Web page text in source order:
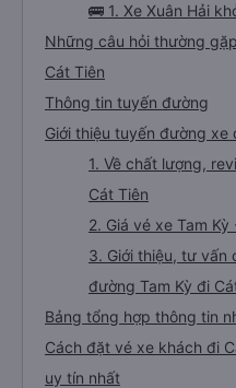
🚌 1. Xe Xuân Hải
Những câu hỏi thường
Cát Tiên
Thông tin tuyến đường
Giới thiệu tuyến đường xe
1. Về chất lượng,
Cát Tiên
2. Giá vé xe Tam Kỳ
3. Giới thiệu, tư vấn
đường Tam Kỳ đi
Bảng tổng hợp thông tin
Cách đặt vé xe khách đi
uy tín nhất